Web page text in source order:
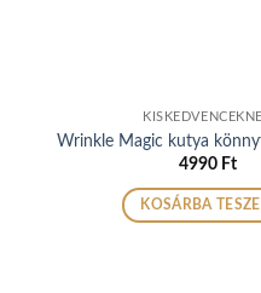
Wrinkle Magic kutya
4990 Ft
KOSÁRBA